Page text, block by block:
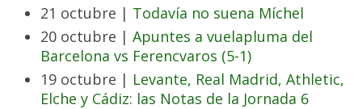
21 octubre | Todavía no suena Míchel
20 octubre | Apuntes a vuelapluma del
Barcelona vs Ferencvaros (5-1)
19 octubre | Levante, Real Madrid, Athletic,
Elche y Cádiz: las Notas de la Jornada 6